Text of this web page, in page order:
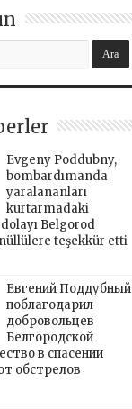
Evgeny Poddubny,
bombardımanda
yaralananları
kurtarmadaki
Belgorod
teşekkür etti
Евгений Поддубный
поблагодарил
добровольцев
Белгородской
в спасении
обстрелов